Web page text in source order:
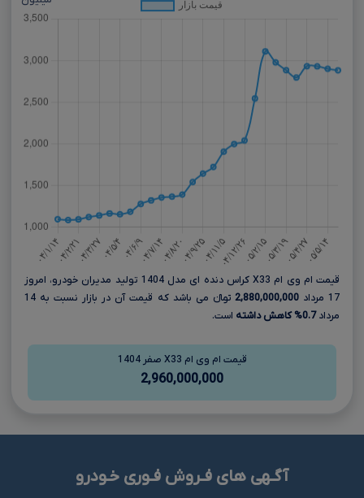
قیمت ام وی ام X33 کراس دنده ای مدل 1404 تولید مدیران خودرو، امروز
17 مرداد
2,880,000,000
تومانءءء می باشد که قیمت آن در بازار نسبت به 14
مرداد0.7% کاهش داشته است.
قیمت ام وی ام X33 صفر 1404
2,960,000,000
آگـهی های فـروش فـوری خـودرو